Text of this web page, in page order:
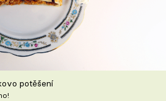
potěšení